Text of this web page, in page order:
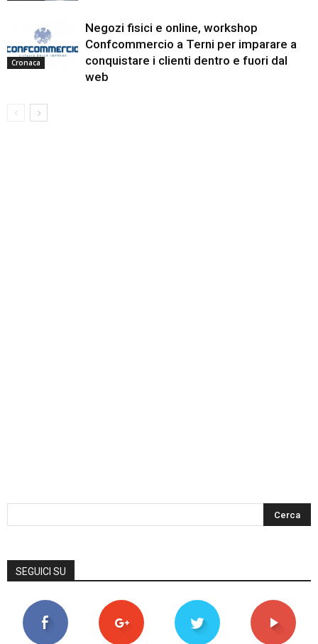
Cronaca
Negozi fisici e online, workshop
Confcommercio a Terni per imparare a
conquistare i clienti dentro e fuori dal
web
SEGUICI SU